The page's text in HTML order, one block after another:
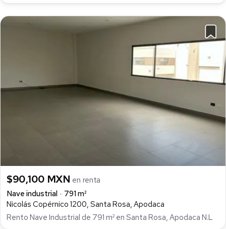
$90,100 MXN en renta
Nave industrial
791 m²
Nicolás Copérnico 1200, Santa Rosa, Apodaca
Rento Nave Industrial de 791 m² en Santa Rosa, Apodaca N.L